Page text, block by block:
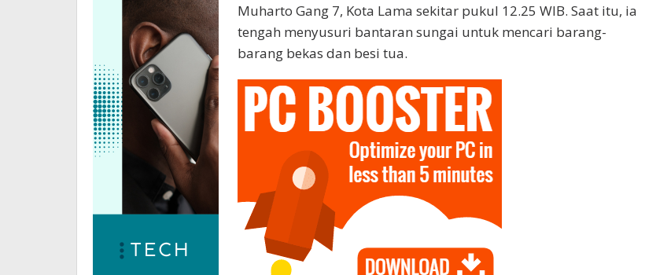
Muharto Gang 7, Kota Lama sekitar pukul 12.25 WIB. Saat itu, ia
tengah menyusuri bantaran sungai untuk mencari barang-
barang bekas dan besi tua.